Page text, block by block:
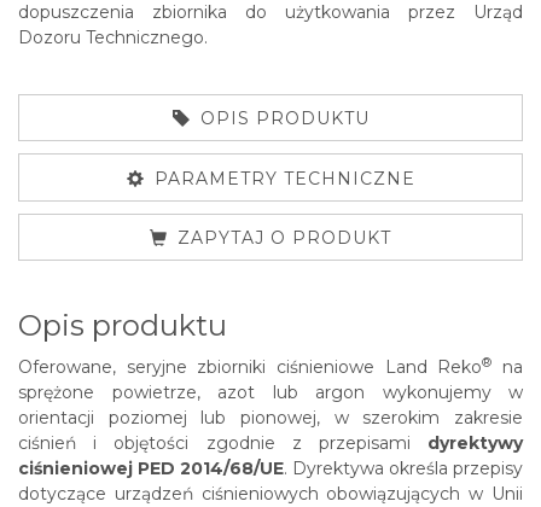
dopuszczenia zbiornika do użytkowania przez Urząd
Dozoru Technicznego.
OPIS PRODUKTU
PARAMETRY TECHNICZNE
ZAPYTAJ O PRODUKT
Opis produktu
Oferowane, seryjne zbiorniki ciśnieniowe Land Reko®
na
sprężone powietrze, azot lub argon wykonujemy w
orientacji poziomej lub pionowej, w szerokim zakresie
ciśnień i objętości zgodnie z przepisami dyrektywy
ciśnieniowej PED 2014/68/UE. Dyrektywa określa przepisy
dotyczące urządzeń ciśnieniowych obowiązujących w Unii